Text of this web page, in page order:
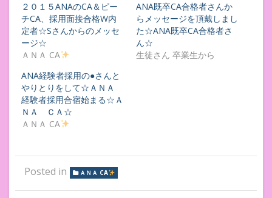
２０１５ANAのCA＆ピー
チCA、採用面接合格W内
定者☆Sさんからのメッセ
ージ☆
ＡＮＡ CA
ANA既卒CA合格者さんか
らメッセージを頂戴しまし
た☆ANA既卒CA合格者さ
ん☆
生徒さん 卒業生から
ANA経験者採用の●さんと
やりとりをして☆ＡＮＡ
経験者採用合宿始まる☆Ａ
ＮＡ ＣＡ☆
ＡＮＡ CA
Posted in ＡＮＡ CA